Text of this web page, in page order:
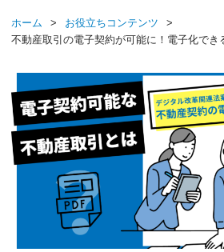
ホーム
お役立ちコンテンツ
不動産取引の電子契約が可能に！電子化でき